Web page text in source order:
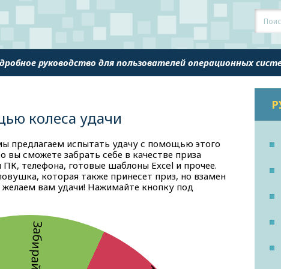
руководство для пользователей операционных
колеса удачи
предлагаем испытать удачу с помощью этого
вы сможете забрать себе в качестве приза
телефона, готовые шаблоны Excel и прочее.
которая также принесет приз, но взамен
вам удачи! Нажимайте кнопку под